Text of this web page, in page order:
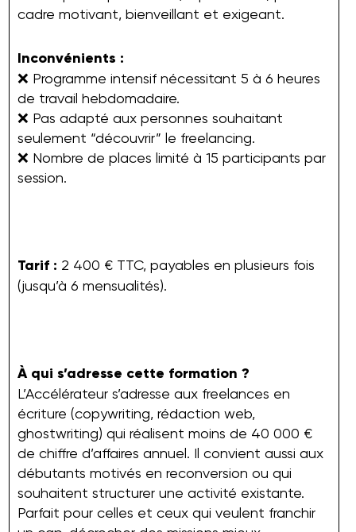
cadre motivant, bienveillant et exigeant.
Inconvénients :
❌ Programme intensif nécessitant 5 à 6 heures
de travail hebdomadaire.
❌ Pas adapté aux personnes souhaitant
seulement “découvrir” le freelancing.
❌ Nombre de places limité à 15 participants par
session.
Tarif : 2 400 € TTC, payables en plusieurs fois
(jusqu’à 6 mensualités).
À qui s’adresse cette formation ?
L’Accélérateur s’adresse aux freelances en
écriture (copywriting, rédaction web,
ghostwriting) qui réalisent moins de 40 000 €
de chiffre d’affaires annuel. Il convient aussi aux
débutants motivés en reconversion ou qui
souhaitent structurer une activité existante.
Parfait pour celles et ceux qui veulent franchir